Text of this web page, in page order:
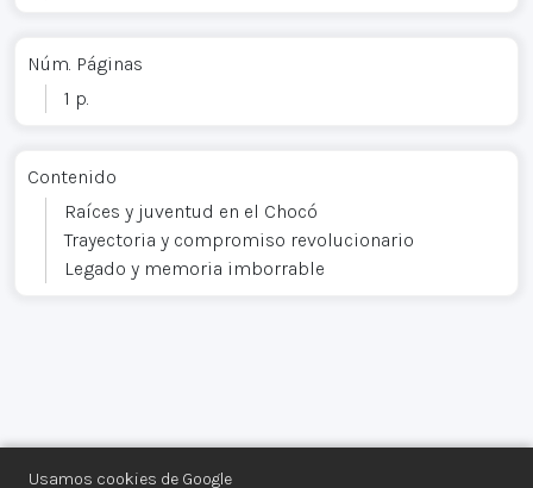
Usamos cookies de Google
Núm. Páginas
1 p.
Contenido
Raíces y juventud en el Chocó
Trayectoria y compromiso revolucionario
Legado y memoria imborrable